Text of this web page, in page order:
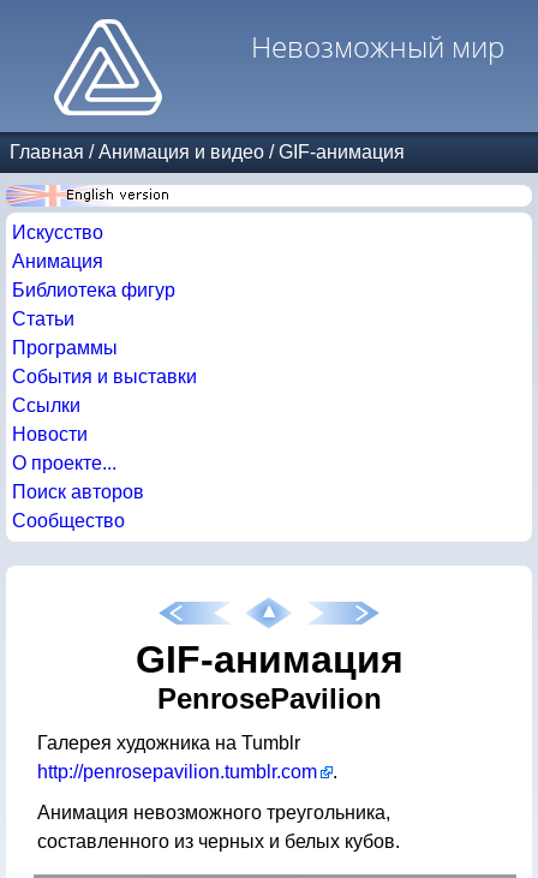
Невозможный мир
Главная /Анимация и видео /GIF-анимация
Искусство
Анимация
Библиотека фигур
Статьи
Программы
События и выставки
Ссылки
Новости
О проекте...
Поиск авторов
Сообщество
GIF-анимация
PenrosePavilion
Галерея художника на Tumblr
http://penrosepavilion.tumblr.com
.
Анимация невозможного треугольника,
составленного из черных и белых кубов.